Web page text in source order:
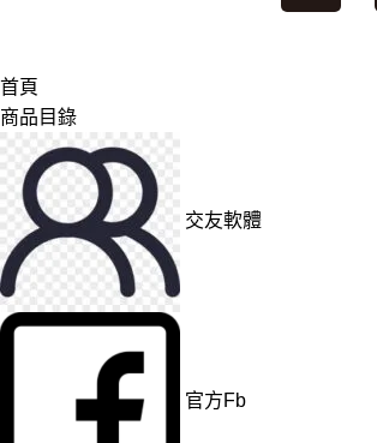
首頁
商品目錄
交友軟體
官方Fb